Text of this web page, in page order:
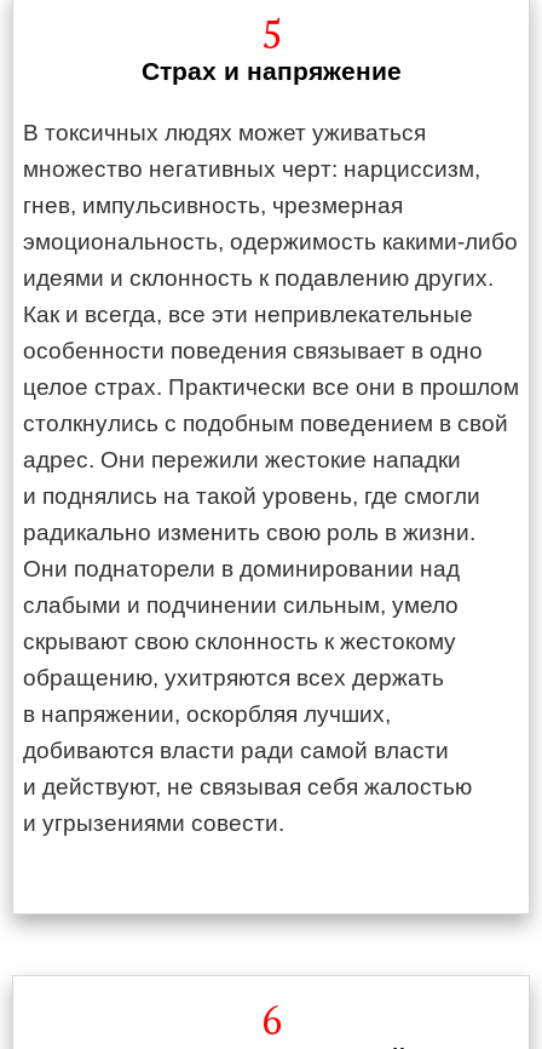
5
Страх и напряжение
В токсичных людях может уживаться
множество негативных черт: нарциссизм,
гнев, импульсивность, чрезмерная
эмоциональность, одержимость какими-либо
идеями и склонность к подавлению других.
Как и всегда, все эти непривлекательные
особенности поведения связывает в одно
целое страх. Практически все они в прошлом
столкнулись с подобным поведением в свой
адрес. Они пережили жестокие нападки
и поднялись на такой уровень, где смогли
радикально изменить свою роль в жизни.
Они поднаторели в доминировании над
слабыми и подчинении сильным, умело
скрывают свою склонность к жестокому
обращению, ухитряются всех держать
в напряжении, оскорбляя лучших,
добиваются власти ради самой власти
и действуют, не связывая себя жалостью
и угрызениями совести.
6